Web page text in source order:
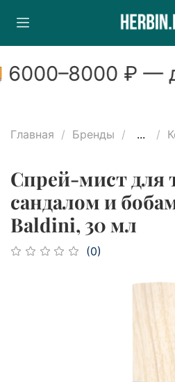
–8000₽ —
Главная Бренды ...
Спрей-мист для
сандалом и
Baldini, 30 мл
(0)